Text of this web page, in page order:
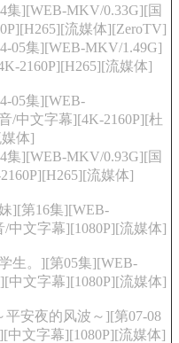
集][WEB-MKV/0.33G][国
流媒体][ZeroTV]
05集][WEB-MKV/1.49G]
2160P][H265][流媒体]
05集][WEB-
/中文字幕][4K-2160P][杜
体]
集][WEB-MKV/0.93G][国
流媒体]
][第16集][WEB-
中文字幕][1080P][流媒体]
生。][第05集][WEB-
中文字幕][1080P][流媒体]
安夜的风波～][第07-08
中文字幕][1080P][流媒体]